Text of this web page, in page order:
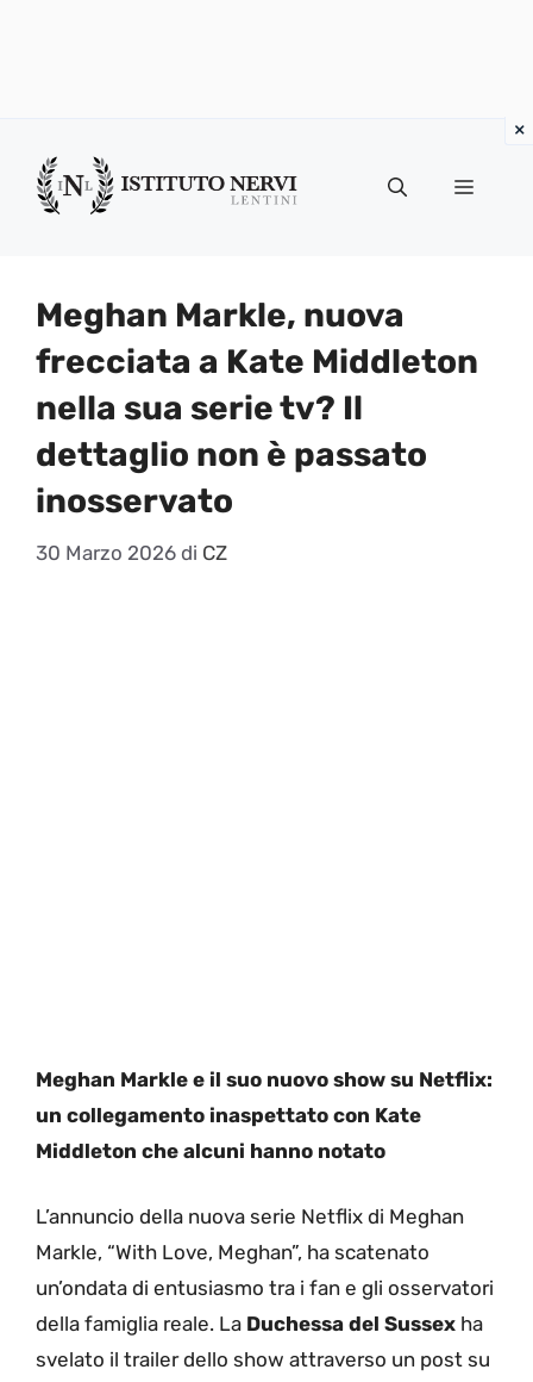
contenuto
Menu
Meghan Markle, nuova
frecciata a Kate Middleton
nella sua serie tv? Il
dettaglio non è passato
inosservato
30 Marzo 2026 di CZ
Meghan Markle e il suo nuovo show su Netflix:
un collegamento inaspettato con Kate
Middleton che alcuni hanno notato
L’annuncio della nuova serie Netflix di Meghan
Markle, “With Love, Meghan”, ha scatenato
un’ondata di entusiasmo tra i fan e gli osservatori
della famiglia reale. La Duchessa del Sussex ha
svelato il trailer dello show attraverso un post su